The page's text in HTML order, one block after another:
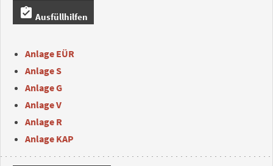
assignment_turned_in Ausfüllhilfen
Anlage EÜR
Anlage S
Anlage G
Anlage V
Anlage R
Anlage KAP